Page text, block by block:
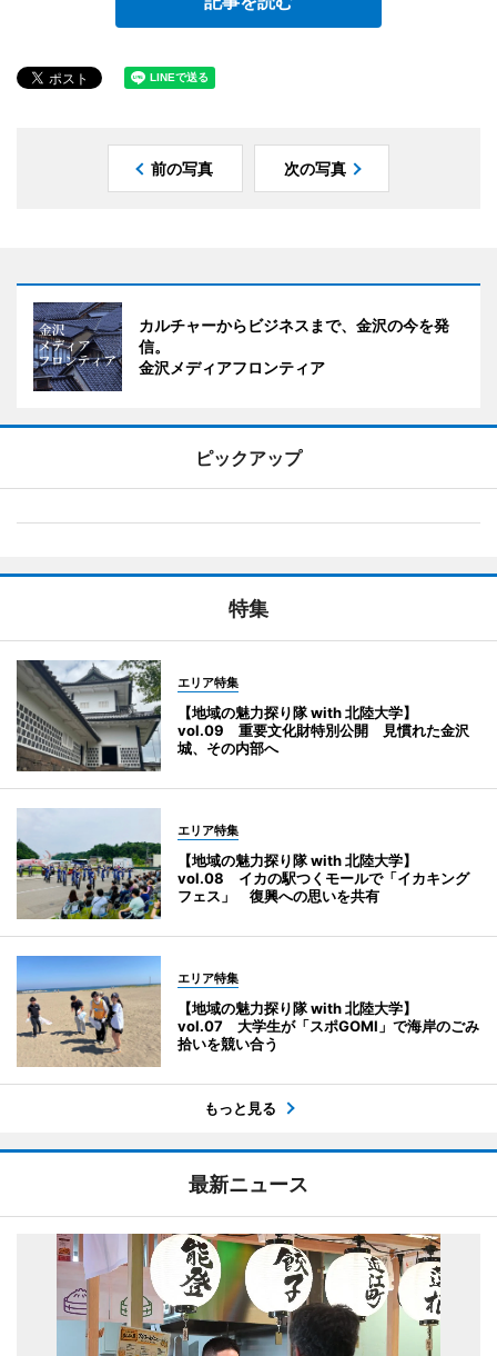
前の写真 次の写真
カルチャーからビジネスまで、金沢の今を発
信。
金沢メディアフロンティア
ピックアップ
特集
エリア特集
【地域の魅力探り隊 with 北陸大学】
vol.09 重要文化財特別公開 見慣れた金沢
城、その内部へ
エリア特集
【地域の魅力探り隊 with 北陸大学】
vol.08 イカの駅つくモールで「イカキング
フェス」 復興への思いを共有
エリア特集
【地域の魅力探り隊 with 北陸大学】
vol.07 大学生が「スポGOMI」で海岸のごみ
拾いを競い合う
もっと見る
最新ニュース